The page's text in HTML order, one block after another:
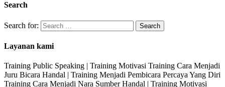
Search
Search for:
Layanan kami
Training Public Speaking | Training Motivasi Training Cara Menjadi
Juru Bicara Handal | Training Menjadi Pembicara Percaya Yang Diri
Training Cara Menjadi Nara Sumber Handal | Training Motivasi